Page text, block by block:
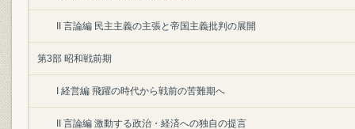
II 言論編 民主主義の主張と帝国主義批判の展開
第3部 昭和戦前期
I 経営編 飛躍の時代から戦前の苦難期へ
II 言論編 激動する政治・経済への独自の提言